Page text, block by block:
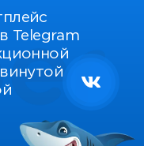
Telegram